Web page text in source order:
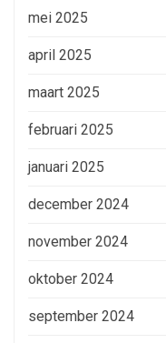
mei 2025
april 2025
maart 2025
februari 2025
januari 2025
december 2024
november 2024
oktober 2024
september 2024